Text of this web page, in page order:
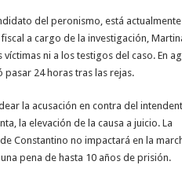
del peronismo, está actualmente
a cargo de la investigación,
ni a los testigos del caso. En
24 horas tras las rejas.
la acusación en contra del
la elevación de la causa a juicio. La
Constantino no impactará en la
pena de hasta 10 años de prisión.